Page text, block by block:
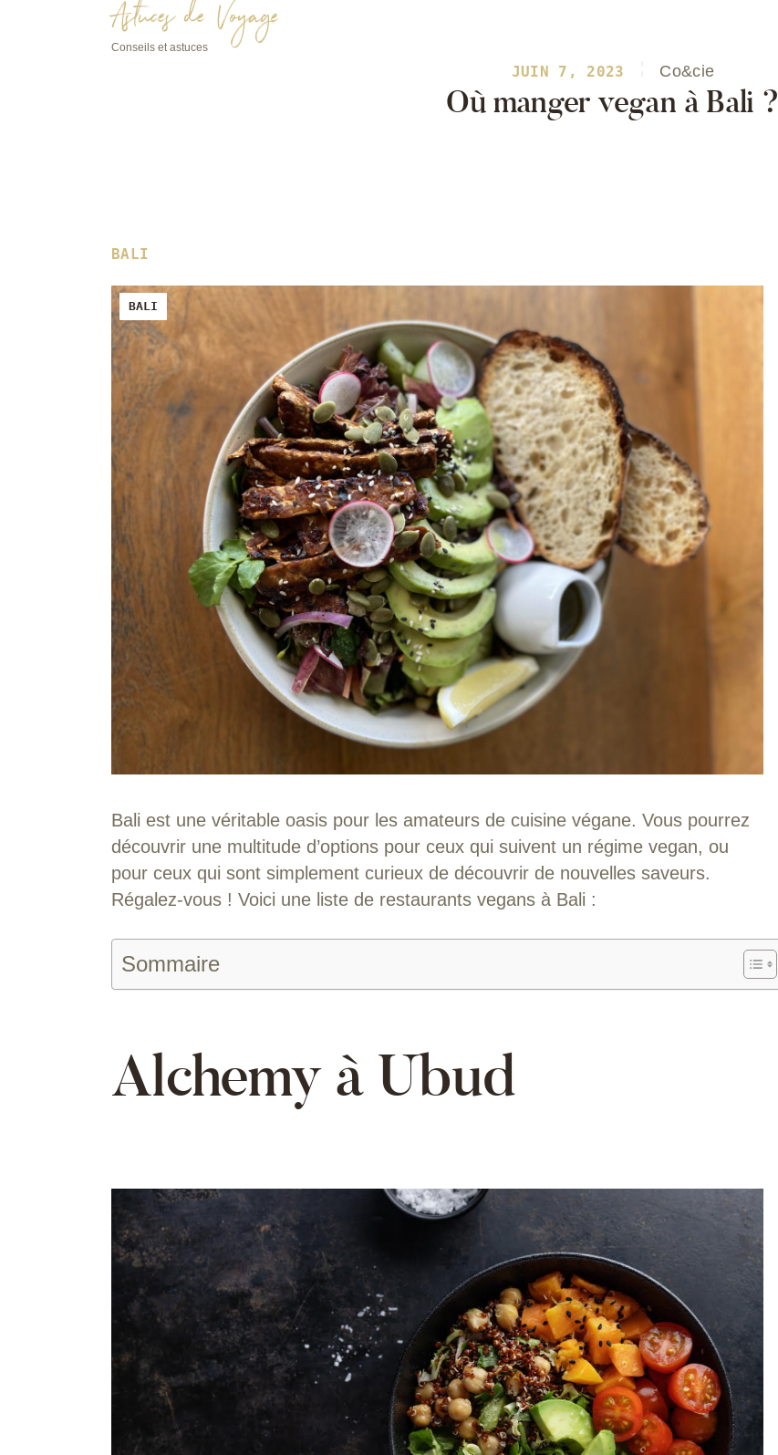
Astuces de Voyage
Conseils et astuces
JUIN 7, 2023 Co&cie
Où manger vegan à Bali ?
Astuces de Voyage
BALI
BALI
Bali est une véritable oasis pour les amateurs de cuisine végane. Vous pourrez
découvrir une multitude d’options pour ceux qui suivent un régime vegan, ou
pour ceux qui sont simplement curieux de découvrir de nouvelles saveurs.
Régalez-vous ! Voici une liste de restaurants vegans à Bali :
Sommaire
Alchemy à Ubud